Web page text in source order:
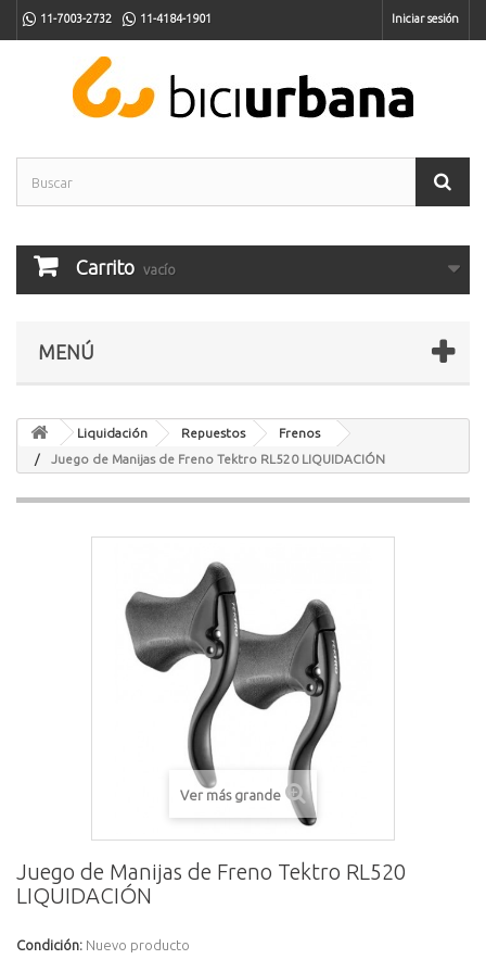
11-7003-2732 11-4184-1901 Iniciar sesión
Carrito vacío
MENÚ
Liquidación Repuestos
Frenos
Juego de Manijas de Freno Tektro RL520 LIQUIDACIÓN
Ver más grande
Juego de Manijas de Freno Tektro RL520
LIQUIDACIÓN
Condición: Nuevo producto